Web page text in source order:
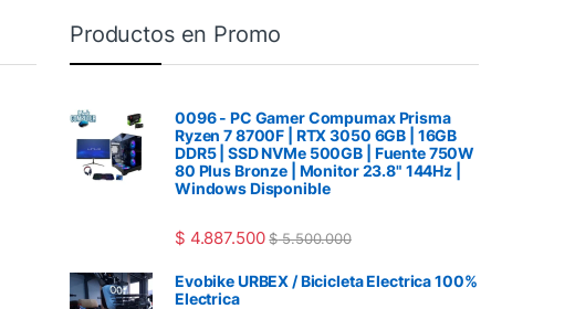
Productos en Promo
0096 - PC Gamer Compumax Prisma
Ryzen 7 8700F | RTX 3050 6GB | 16GB
DDR5 | SSD NVMe 500GB | Fuente 750W
80 Plus Bronze | Monitor 23.8" 144Hz |
Windows Disponible
$ 4.887.500 $5.500.000
Evobike URBEX / Bicicleta Electrica 100%
Electrica